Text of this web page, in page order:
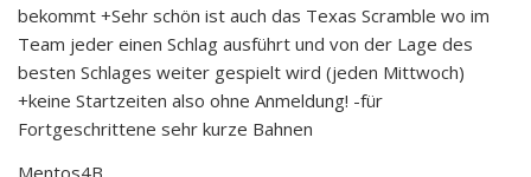
bekommt +Sehr schön ist auch das Texas Scramble wo im
Team jeder einen Schlag ausführt und von der Lage des
besten Schlages weiter gespielt wird (jeden Mittwoch)
+keine Startzeiten also ohne Anmeldung! -für
Fortgeschrittene sehr kurze Bahnen
Mentos4B